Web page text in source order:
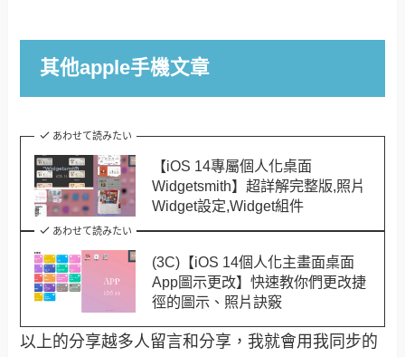
其他apple手機文章
あわせて読みたい
【iOS 14專屬個人化桌面
Widgetsmith】超詳解完整版,照片
Widget設定,Widget組件
あわせて読みたい
(3C)【iOS 14個人化主畫面桌面
App圖示更改】快速教你們更改捷
徑的圖示、照片訣竅
以上的分享越多人留言和分享，我就會用我同步的